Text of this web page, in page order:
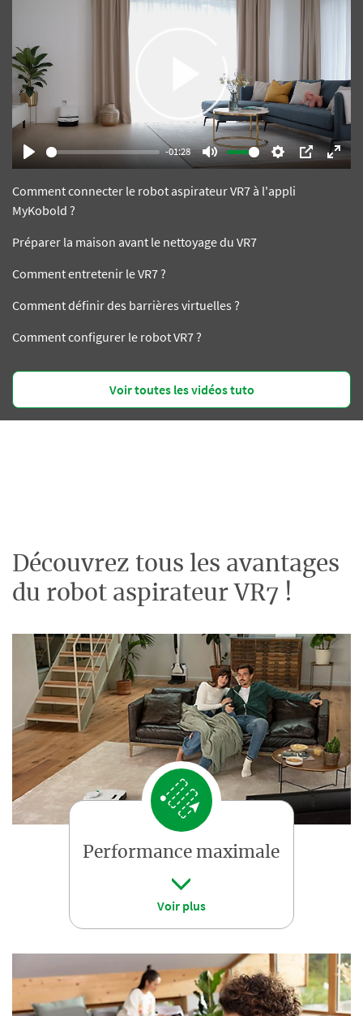
Play
-01:28
Mute Settings
PIP
Enter
Comment connecter le robot aspirateur VR7 à l'appli
MyKobold ?
Préparer la maison avant le nettoyage du VR7
Comment entretenir le VR7 ?
Comment définir des barrières virtuelles ?
Comment configurer le robot VR7 ?
Voir toutes les vidéos tuto
Découvrez tous les avantages
du robot aspirateur VR7 !
Performance maximale
Voir plus